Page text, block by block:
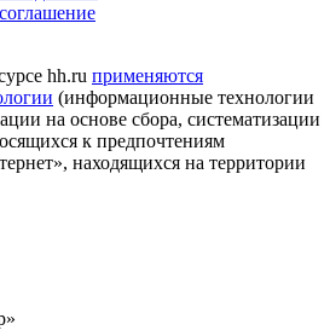
hh.ru применяются
(информационные технологии
на основе сбора, систематизации
к предпочтениям
находящихся на территории